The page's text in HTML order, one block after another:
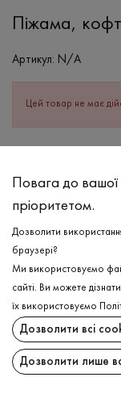
Піжама,
Артикул: N/A
Цей товар не має
СКЛАД
Віскоза - 95%,
ДОГЛЯД
Прання в
Щадна
Не
ДОСТАВКА
ПОВЕРНЕННЯ
Повага до вашої
пріоритетом.
Дозволити
браузері?
Ми використовуємо
сайті. Ви можете
їх використовуємо
Дозволити всі
Дозволити лише